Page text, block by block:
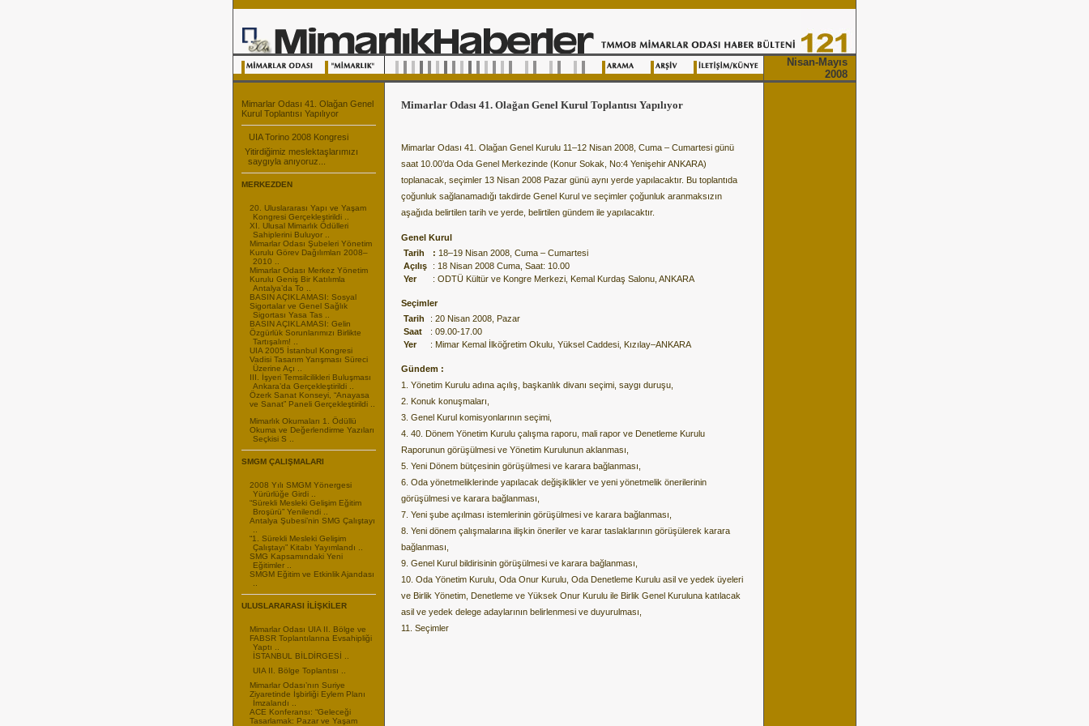
Nisan-Mayıs
2008
Mimarlar Odası 41. Olağan Genel
Kurul Toplantısı Yapılıyor
UIA Torino 2008 Kongresi
Yitirdiğimiz meslektaşlarımızı
saygıyla anıyoruz...
MERKEZDEN
20. Uluslararası Yapı ve Yaşam
Kongresi Gerçekleştirildi ..
XI. Ulusal Mimarlık Ödülleri
Sahiplerini Buluyor ..
Mimarlar Odası Şubeleri Yönetim
Kurulu Görev Dağılımları 2008–
2010 ..
Mimarlar Odası Merkez Yönetim
Kurulu Geniş Bir Katılımla
Antalya’da To ..
BASIN AÇIKLAMASI: Sosyal
Sigortalar ve Genel Sağlık
Sigortası Yasa Tas ..
BASIN AÇIKLAMASI: Gelin
Özgürlük Sorunlarımızı Birlikte
Tartışalım! ..
UIA 2005 İstanbul Kongresi
Vadisi Tasarım Yarışması Süreci
Üzerine Açı ..
III. İşyeri Temsilcilikleri Buluşması
Ankara’da Gerçekleştirildi ..
Özerk Sanat Konseyi, “Anayasa
ve Sanat” Paneli Gerçekleştirildi ..
Mimarlık Okumaları 1. Ödüllü
Okuma ve Değerlendirme Yazıları
Seçkisi S ..
SMGM ÇALIŞMALARI
2008 Yılı SMGM Yönergesi
Yürürlüğe Girdi ..
“Sürekli Mesleki Gelişim Eğitim
Broşürü” Yenilendi ..
Antalya Şubesi’nin SMG Çalıştayı
“1. Sürekli Mesleki Gelişim
Çalıştayı” Kitabı Yayımlandı ..
SMG Kapsamındaki Yeni
Eğitimler ..
SMGM Eğitim ve Etkinlik Ajandası
ULUSLARARASI İLİŞKİLER
Mimarlar Odası UIA II. Bölge ve
FABSR Toplantılarına Evsahipliği
Yaptı ..
İSTANBUL BİLDİRGESİ ..
UIA II. Bölge Toplantısı ..
Mimarlar Odası’nın Suriye
Ziyaretinde İşbirliği Eylem Planı
İmzalandı ..
ACE Konferansı: “Geleceği
Tasarlamak: Pazar ve Yaşam
Mimarlar Odası 41. Olağan Genel Kurul Toplantısı Yapılıyor
Mimarlar Odası 41. Olağan Genel Kurulu 11–12 Nisan 2008, Cuma – Cumartesi günü
saat 10.00’da Oda Genel Merkezinde (Konur Sokak, No:4 Yenişehir ANKARA)
toplanacak, seçimler 13 Nisan 2008 Pazar günü aynı yerde yapılacaktır. Bu toplantıda
çoğunluk sağlanamadığı takdirde Genel Kurul ve seçimler çoğunluk aranmaksızın
aşağıda belirtilen tarih ve yerde, belirtilen gündem ile yapılacaktır.
Genel Kurul
Tarih
: 18–19 Nisan 2008, Cuma – Cumartesi
Açılış
: 18 Nisan 2008 Cuma, Saat: 10.00
Yer
: ODTÜ Kültür ve Kongre Merkezi, Kemal Kurdaş Salonu, ANKARA
Seçimler
Tarih
: 20 Nisan 2008, Pazar
Saat
: 09.00-17.00
Yer
: Mimar Kemal İlköğretim Okulu, Yüksel Caddesi, Kızılay–ANKARA
Gündem :
1. Yönetim Kurulu adına açılış, başkanlık divanı seçimi, saygı duruşu,
2. Konuk konuşmaları,
3. Genel Kurul komisyonlarının seçimi,
4. 40. Dönem Yönetim Kurulu çalışma raporu, mali rapor ve Denetleme Kurulu
Raporunun görüşülmesi ve Yönetim Kurulunun aklanması,
5. Yeni Dönem bütçesinin görüşülmesi ve karara bağlanması,
6. Oda yönetmeliklerinde yapılacak değişiklikler ve yeni yönetmelik önerilerinin
görüşülmesi ve karara bağlanması,
7. Yeni şube açılması istemlerinin görüşülmesi ve karara bağlanması,
8. Yeni dönem çalışmalarına ilişkin öneriler ve karar taslaklarının görüşülerek karara
bağlanması,
9. Genel Kurul bildirisinin görüşülmesi ve karara bağlanması,
10. Oda Yönetim Kurulu, Oda Onur Kurulu, Oda Denetleme Kurulu asil ve yedek üyeleri
ve Birlik Yönetim, Denetleme ve Yüksek Onur Kurulu ile Birlik Genel Kuruluna katılacak
asil ve yedek delege adaylarının belirlenmesi ve duyurulması,
11. Seçimler